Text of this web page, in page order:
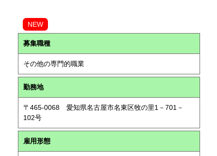
NEW
募集職種
その他の専門的職業
勤務地
〒465-0068 愛知県名古屋市名東区牧の里1－701－
102号
雇用形態